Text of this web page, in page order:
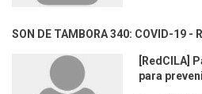
SON DE TAMBORA 340: COVID-19
[RedCILA]
para